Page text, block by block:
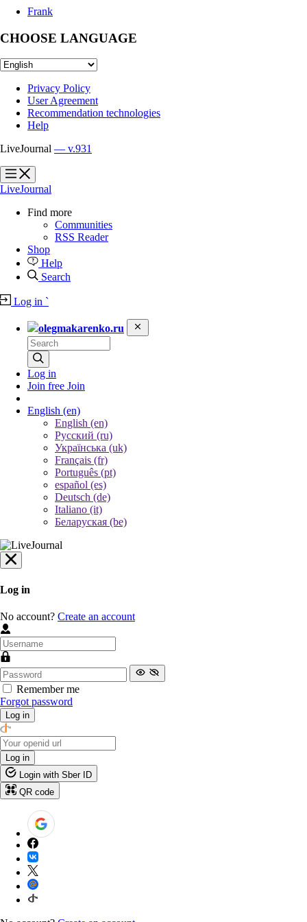
Frank
CHOOSE LANGUAGE
Privacy Policy
User Agreement
Recommendation technologies
Help
LiveJournal — v.931
?
?
LiveJournal
Find more
Communities
RSS Reader
Shop
Help
Search
Log in `
olegmakarenko.ru
Log in
Join free Join
English (en)
English (en)
Русский (ru)
Українська (uk)
Français (fr)
Português (pt)
español (es)
Deutsch (de)
Italiano (it)
Беларуская (be)
Log in
No account? Create an account
Remember me
Forgot password
Log in
Log in
Login with Sber ID
QR code